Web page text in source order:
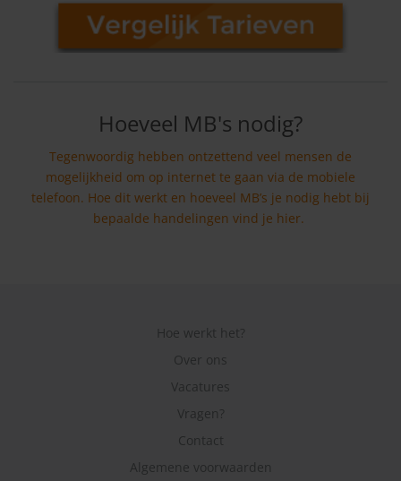
Hoeveel MB's nodig?
Tegenwoordig hebben ontzettend veel mensen de
mogelijkheid om op internet te gaan via de mobiele
telefoon. Hoe dit werkt en hoeveel MB’s je nodig hebt bij
bepaalde handelingen vind je hier.
Hoe werkt het?
Over ons
Vacatures
Vragen?
Contact
Algemene voorwaarden